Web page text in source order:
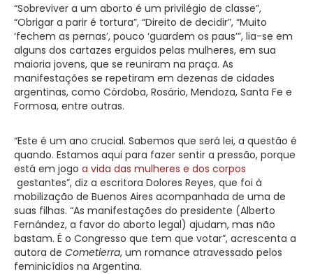
“Sobreviver a um aborto é um privilégio de classe”,
“Obrigar a parir é tortura”, “Direito de decidir”, “Muito
‘fechem as pernas’, pouco ‘guardem os paus’”, lia-se em
alguns dos cartazes erguidos pelas mulheres, em sua
maioria jovens, que se reuniram na praça. As
manifestações se repetiram em dezenas de cidades
argentinas, como Córdoba, Rosário, Mendoza, Santa Fe e
Formosa, entre outras.
“Este é um ano crucial. Sabemos que será lei, a questão é
quando. Estamos aqui para fazer sentir a pressão, porque
está em jogo a vida das mulheres e dos corpos
gestantes”, diz a escritora Dolores Reyes, que foi à
mobilização de Buenos Aires acompanhada de uma de
suas filhas. “As manifestações do presidente (Alberto
Fernández, a favor do aborto legal) ajudam, mas não
bastam. É o Congresso que tem que votar”, acrescenta a
autora de Cometierra, um romance atravessado pelos
feminicídios na Argentina.